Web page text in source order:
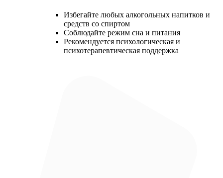
Избегайте любых алкогольных напитков и
средств со спиртом
Соблюдайте режим сна и питания
Рекомендуется психологическая и
психотерапевтическая поддержка